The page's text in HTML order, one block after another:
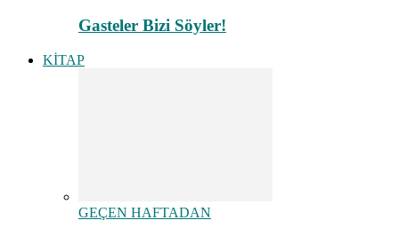
Gasteler Bizi Söyler!
KİTAP
GEÇEN HAFTADAN